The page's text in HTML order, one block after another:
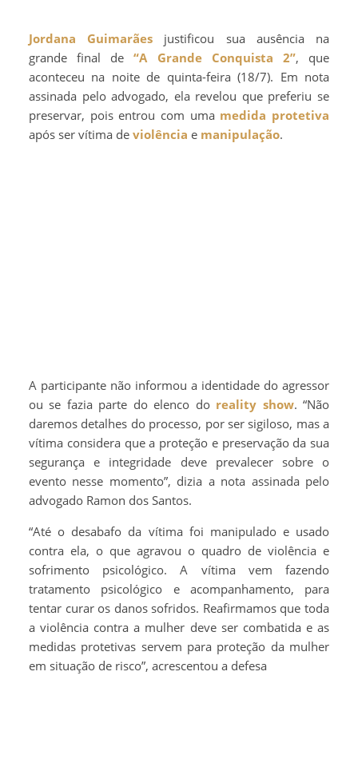
Jordana Guimarães justificou sua ausência na
grande final de“A Grande Conquista 2”, que
aconteceu na noite de quinta-feira (18/7). Em nota
assinada pelo advogado, ela revelou que preferiu se
preservar, pois entrou com uma medida protetiva
após ser vítima de violência e manipulação.
A participante não informou a identidade do agressor
ou se fazia parte do elenco do reality show. “Não
daremos detalhes do processo, por ser sigiloso, mas a
vítima considera que a proteção e preservação da sua
segurança e integridade deve prevalecer sobre o
evento nesse momento”, dizia a nota assinada pelo
advogado Ramon dos Santos.
“Até o desabafo da vítima foi manipulado e usado
contra ela, o que agravou o quadro de violência e
sofrimento psicológico. A vítima vem fazendo
tratamento psicológico e acompanhamento, para
tentar curar os danos sofridos. Reafirmamos que toda
a violência contra a mulher deve ser combatida e as
medidas protetivas servem para proteção da mulher
em situação de risco”, acrescentou a defesa